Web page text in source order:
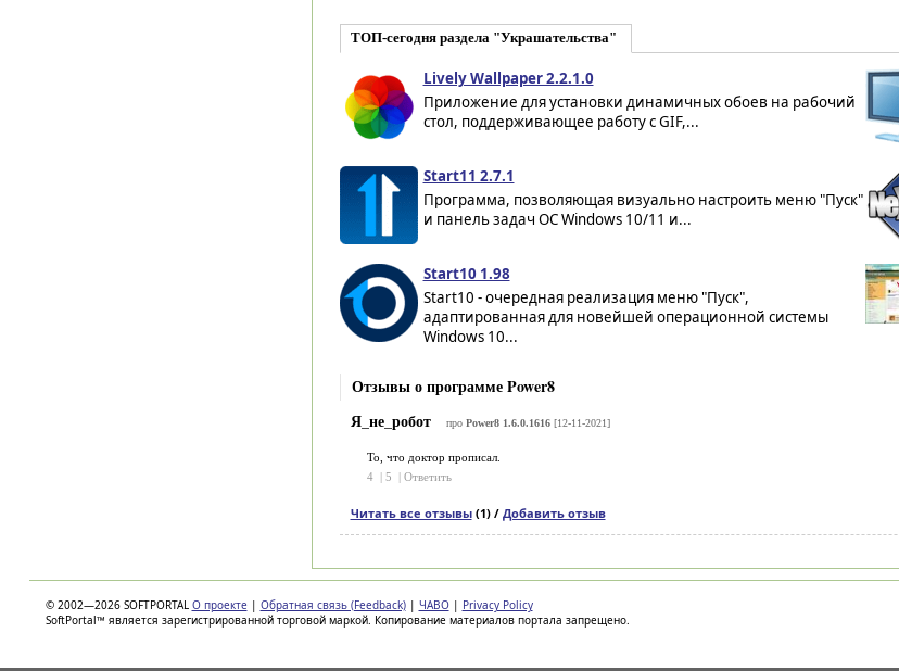
ТОП-сегодня раздела "Украшательства"
Lively Wallpaper 2.2.1.0
Приложение для установки динамичных обоев на рабочий
стол, поддерживающее работу с GIF,...
Start11 2.7.1
Программа, позволяющая визуально настроить меню "Пуск"
и панель задач ОС Windows 10/11 и...
Start10 1.98
Start10 - очередная реализация меню "Пуск",
адаптированная для новейшей операционной системы
Windows 10...
Отзывы о программе Power8
Я_не_робот
про Power8 1.6.0.1616[12-11-2021]
То, что доктор прописал.
4 | 5 | Ответить
Читать все отзывы(1) / Добавить отзыв
© 2002—2026 SOFTPORTAL О проекте | Обратная связь (Feedback) | ЧАВО | Privacy Policy
SoftPortal™ является зарегистрированной торговой маркой. Копирование материалов портала запрещено.